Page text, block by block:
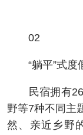
02
“躺平”式度
民宿拥有26
野等7种不同主
然、亲近乡野